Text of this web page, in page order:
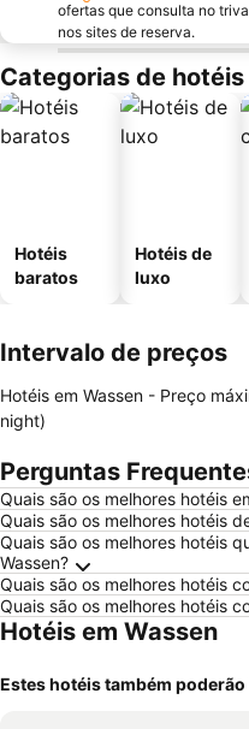
ofertas que consulta no
nos sites de reserva.
Categorias de
Hotéis
baratos
Hotéis de
luxo
Intervalo de preços
Hotéis em Wassen - Preço
night)
Perguntas
Quais são os melhores hotéis
Quais são os melhores hotéis
Quais são os melhores hotéis
Wassen?
Quais são os melhores hotéis
Quais são os melhores hotéis
Hotéis em Wassen
Estes hotéis também